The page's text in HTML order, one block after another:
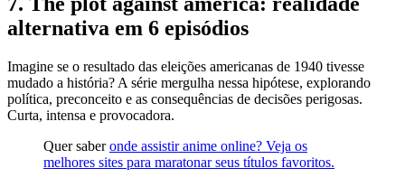
alternativa em 6 episódios
Imagine se o resultado das eleições americanas de 1940 tivesse
mudado a história? A série mergulha nessa hipótese, explorando
política, preconceito e as consequências de decisões perigosas.
Curta, intensa e provocadora.
Quer saberonde assistir anime online? Veja os
melhores sites para maratonar seus títulos favoritos.